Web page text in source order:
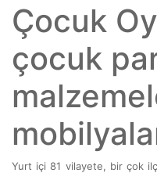
Çocuk
çocuk
Yurt içi 81 vilayete, bir çok